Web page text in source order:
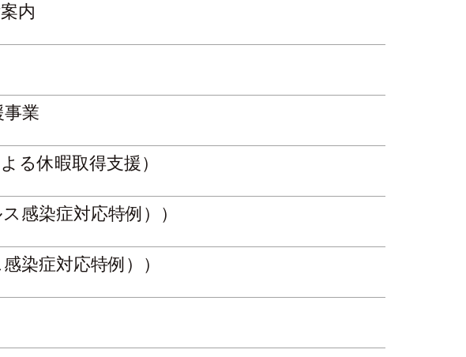
内
業
る休暇取得支援）
感染症対応特例））
染症対応特例））